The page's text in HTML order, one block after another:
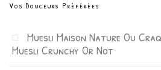
Vos Douceurs Préférées
Muesli Maison Nature Ou
Muesli Crunchy Or Not